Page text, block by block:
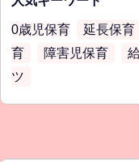
0歳児保育 延長保育
育
障害児保育
ツ